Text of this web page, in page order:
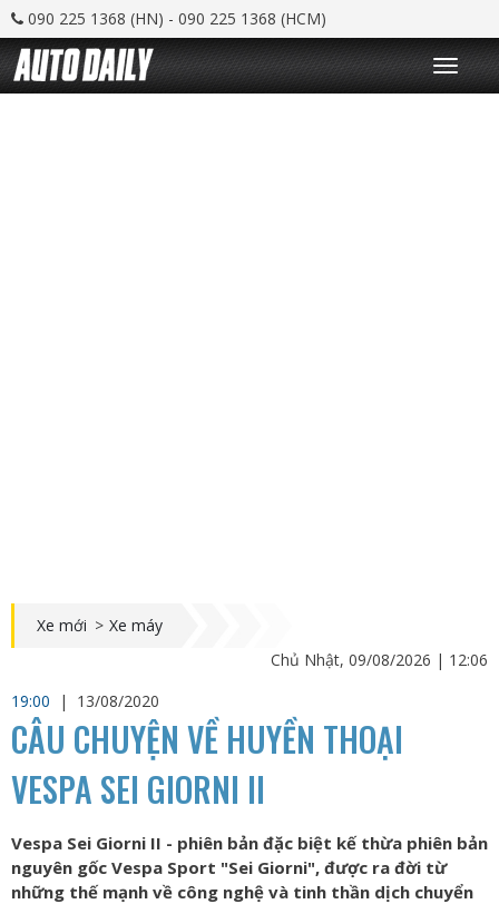
090 225 1368 (HN) - 090 225 1368 (HCM)
T
o
g
Xe mới > Xe máy
Chủ Nhật, 09/08/2026 | 12:06
19:00
| 13/08/2020
CÂU CHUYỆN VỀ HUYỀN THOẠI
VESPA SEI GIORNI II
Vespa Sei Giorni II - phiên bản đặc biệt kế thừa phiên bản
nguyên gốc Vespa Sport "Sei Giorni", được ra đời từ
những thế mạnh về công nghệ và tinh thần dịch chuyển